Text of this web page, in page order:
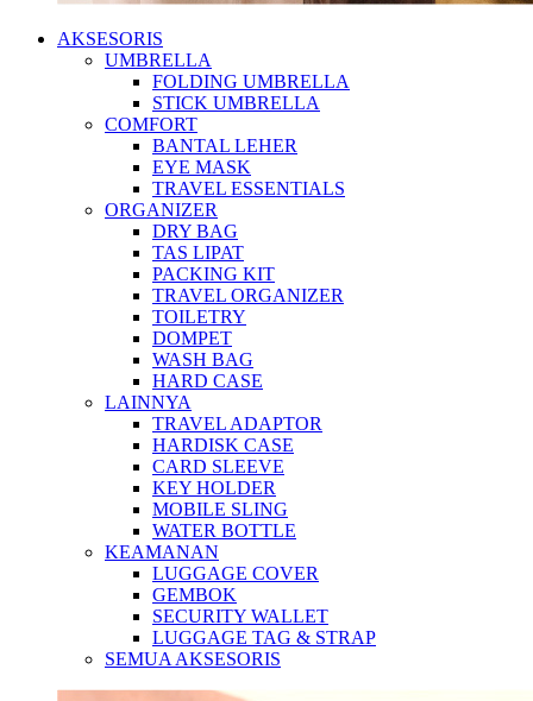
AKSESORIS
UMBRELLA
FOLDING UMBRELLA
STICK UMBRELLA
COMFORT
BANTAL LEHER
EYE MASK
TRAVEL ESSENTIALS
ORGANIZER
DRY BAG
TAS LIPAT
PACKING KIT
TRAVEL ORGANIZER
TOILETRY
DOMPET
WASH BAG
HARD CASE
LAINNYA
TRAVEL ADAPTOR
HARDISK CASE
CARD SLEEVE
KEY HOLDER
MOBILE SLING
WATER BOTTLE
KEAMANAN
LUGGAGE COVER
GEMBOK
SECURITY WALLET
LUGGAGE TAG & STRAP
SEMUA AKSESORIS